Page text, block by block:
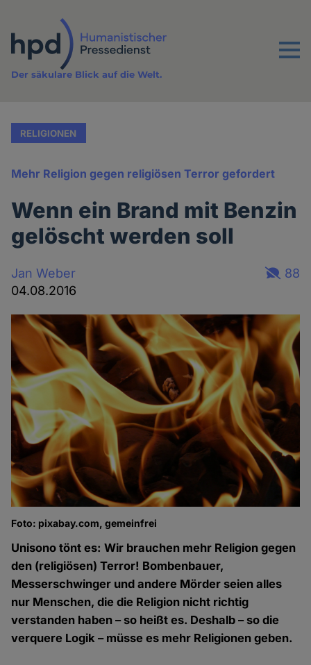
Inhalt
Menu
Der säkulare Blick auf die Welt.
RELIGIONEN
Mehr Religion gegen religiösen Terror gefordert
Wenn ein Brand mit Benzin
gelöscht werden soll
Jan Weber
04.08.2016
88
Foto: pixabay.com, gemeinfrei
Unisono tönt es: Wir brauchen mehr Religion gegen
den (religiösen) Terror! Bombenbauer,
Messerschwinger und andere Mörder seien alles
nur Menschen, die die Religion nicht richtig
verstanden haben – so heißt es. Deshalb – so die
verquere Logik – müsse es mehr Religionen geben.